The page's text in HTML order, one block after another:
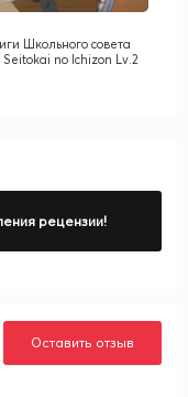
Школьного совета
no Ichizon Lv.2
рецензии!
Оставить отзыв